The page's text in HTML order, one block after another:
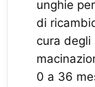
unghie
di
cura degli
0 a 36